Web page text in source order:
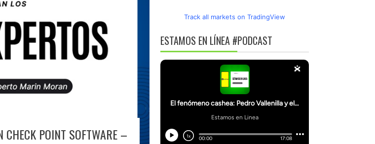
CHECK POINT SOFTWARE –
Track all markets on TradingView
ESTAMOS EN LÍNEA #PODCAST